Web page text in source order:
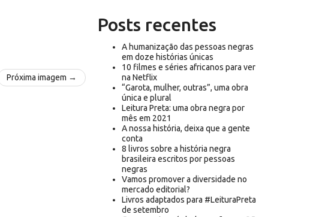
Próxima imagem →
Posts recentes
A humanização das pessoas negras
em doze histórias únicas
10 filmes e séries africanos para ver
na Netflix
“Garota, mulher, outras”, uma obra
única e plural
Leitura Preta: uma obra negra por
mês em 2021
A nossa história, deixa que a gente
conta
8 livros sobre a história negra
brasileira escritos por pessoas
negras
Vamos promover a diversidade no
mercado editorial?
Livros adaptados para #LeituraPreta
de setembro